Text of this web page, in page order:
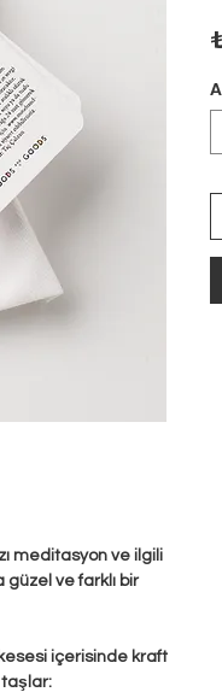
meditasyon ve ilgili
ve farklı bir
içerisinde kraft
taşlar: